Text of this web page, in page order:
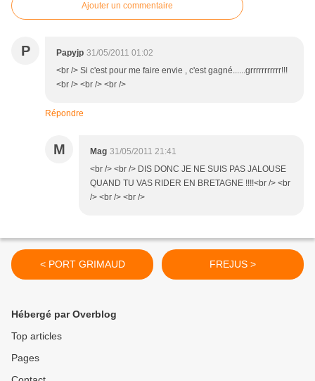
Ajouter un commentaire
P Papyjp 31/05/2011 01:02
<br /> Si c'est pour me faire envie , c'est gagné......grrrrrrrrrrr!!!
<br /> <br /> <br />
Répondre
M Mag 31/05/2011 21:41
<br /> <br /> DIS DONC JE NE SUIS PAS JALOUSE
QUAND TU VAS RIDER EN BRETAGNE !!!!<br /> <br
/> <br /> <br />
< PORT GRIMAUD FREJUS >
Hébergé par Overblog
Top articles
Pages